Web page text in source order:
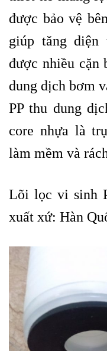
được bảo vệ
giúp tăng
được nhiều cặn
dung dịch bơm
PP thu dung
core nhựa là
làm mềm và
Lõi lọc vi sinh
xuất xứ: Hàn